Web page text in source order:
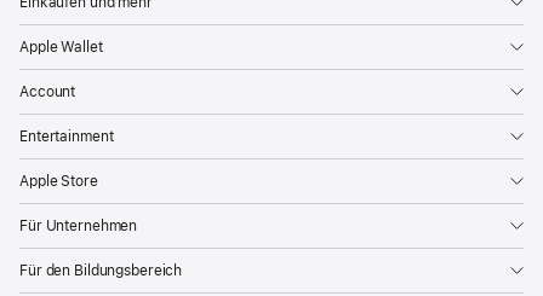
Apple Wallet
Account
Entertainment
Apple Store
Für Unternehmen
Für den Bildungsbereich